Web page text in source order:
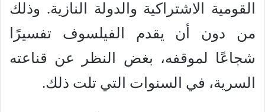
القومية الاشتراكية والدولة النازية. وذلك
من دون أن يقدم الفيلسوف تفسيرًا
شجاعًا لموقفه، بغض النظر عن قناعته
السرية، في السنوات التي تلت ذلك.